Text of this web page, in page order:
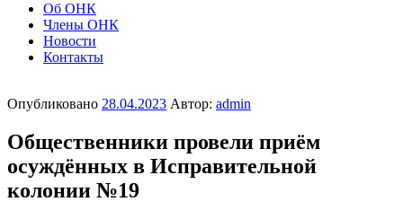
Об ОНК
Члены ОНК
Новости
Контакты
Опубликовано 28.04.2023 Автор: admin
Общественники провели приём
осуждённых в Исправительной
колонии №19